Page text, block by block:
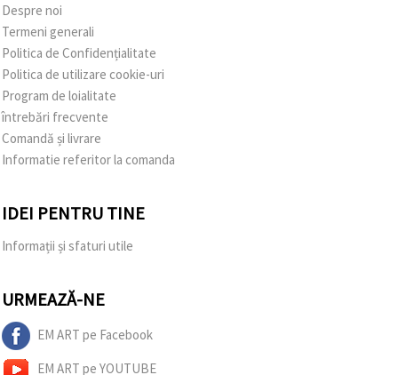
Despre noi
Termeni generali
Politica de Confidențialitate
Politica de utilizare cookie-uri
Program de loialitate
întrebări frecvente
Comandă și livrare
Informatie referitor la comanda
IDEI PENTRU TINE
Informații și sfaturi utile
URMEAZĂ-NE
EM ART pe Facebook
EM ART pe YOUTUBE